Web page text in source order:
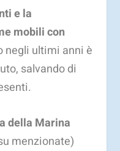
e la
mobili con
negli ultimi anni è
salvando di
della Marina
menzionate)